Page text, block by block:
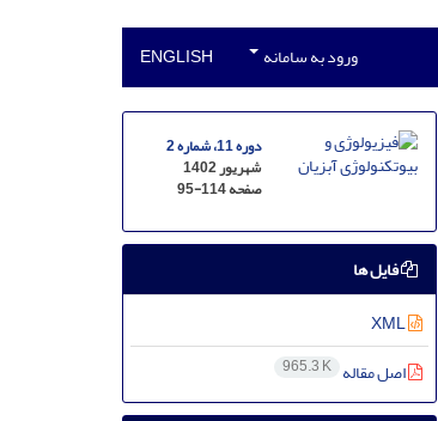
ورود به سامانه ENGLISH
دوره 11، شماره 2
شهریور 1402
صفحه95-114
فایل ها
XML
اصل مقاله 965.3 K